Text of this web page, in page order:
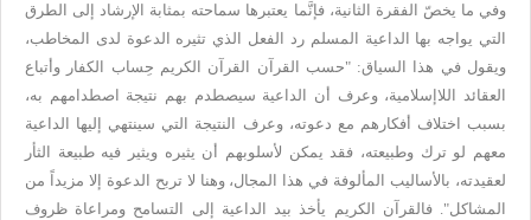
وفي ما يخصّ الفقرة الثانية، فإنَّما يعتبرها سماحته بمثابة الإرشاد إلى الطرق
التي يواجه بها الداعية المسلم رد الفعل الذي تثيره الدعوة لدى المخاطب،
ويقول في هذا السياق: "حسب القرآن القرآن الكريم حِساب الكفار وأتباع
العقائد اللاإسلامية، وعرف أن الداعية سيصطدم بهم نتيجة اصطدامهم به،
بسبب اختلاف أفكارهم مع دعوته، وعرف النتيجة التي سينتهي إليها الداعية
معهم لو ترك وطبيعته، فقد يمكن لأسلوبهم أن يثيره ويثير فيه طبيعة الثأر
لعقيدته، بالأساليب المألوفة في هذا المجال، وهنا لا تربح الدعوة إلا مزيداً من
المشاكل". فالقرآن الكريم يأخذ بيد الداعية إلى التسامح ومراعاة ظروف